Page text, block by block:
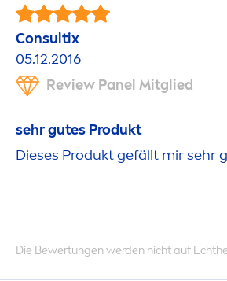
Consultix
05.12.2016
Review Panel Mitglied
sehr gutes Produkt
Dieses Produkt gefällt mir sehr
Die Bewertungen werden nicht auf